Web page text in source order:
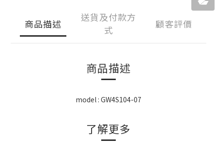
商品描述
送貨及付款方
式
顧客評價
商品描述
model : GW4S104-07
了解更多